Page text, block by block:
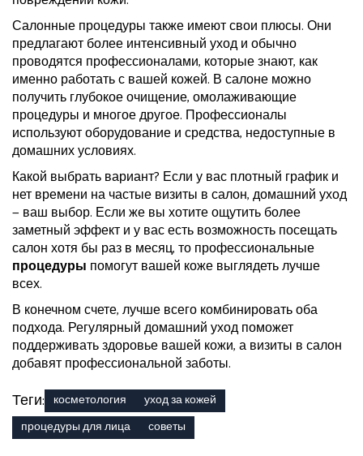
Салонные процедуры также имеют свои плюсы. Они
предлагают более интенсивный уход и обычно
проводятся профессионалами, которые знают, как
именно работать с вашей кожей. В салоне можно
получить глубокое очищение, омолаживающие
процедуры и многое другое. Профессионалы
используют оборудование и средства, недоступные в
домашних условиях.
Какой выбрать вариант? Если у вас плотный график и
нет времени на частые визиты в салон, домашний уход
— ваш выбор. Если же вы хотите ощутить более
заметный эффект и у вас есть возможность посещать
салон хотя бы раз в месяц, то профессиональные
процедуры помогут вашей коже выглядеть лучше
всех.
В конечном счете, лучше всего комбинировать оба
подхода. Регулярный домашний уход поможет
поддерживать здоровье вашей кожи, а визиты в салон
добавят профессиональной заботы.
Теги: косметология
уход за кожей
процедуры для лица
советы